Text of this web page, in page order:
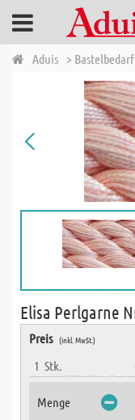
Aduis > Bastelbedarf
Elisa Perlgarne
Preis (inkl. MwSt.)
1 Stk.
Menge